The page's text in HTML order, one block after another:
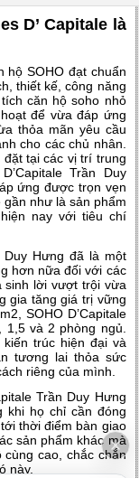
D’ Capitale là
hộ SOHO đạt chuẩn
thiết kế, công năng
căn hộ soho nhỏ
để vừa đáp ứng
thỏa mãn yêu cầu
cho các chủ nhân.
tại các vị trí trung
Trần Duy
ứng được trọn vẹn
gần như là sản phẩm
nay với tiêu chí
Duy Hưng đã là một
hơn nữa đối với các
sinh lời vượt trội vừa
gia tăng giá trị vững
SOHO D’Capitale
1,5 và 2 phòng ngủ.
trúc hiện đại và
tương lai thỏa sức
riêng của mình.
Trần Duy Hưng
khi họ chỉ cần đóng
thời điểm bàn giao
sản phẩm khác mà
cao, chắc chắn
này.